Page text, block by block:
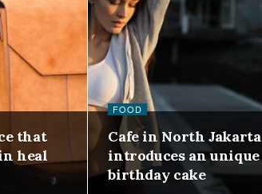
that
heal
FOOD
Cafe in North Jakarta
introduces an unique
birthday cake